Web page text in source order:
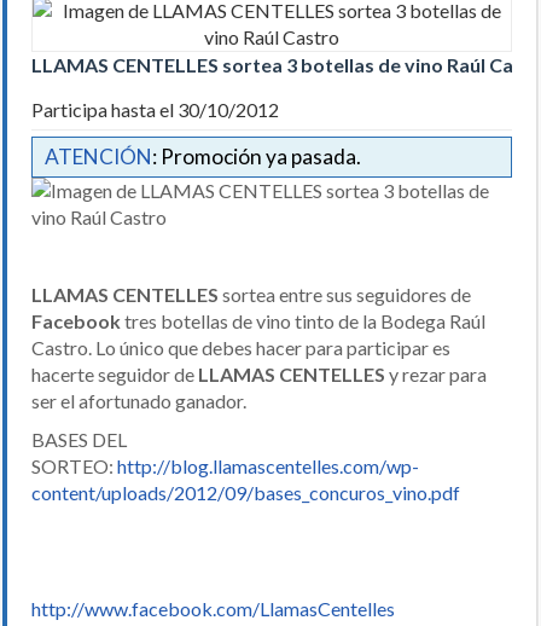
LLAMAS CENTELLES sortea 3 botellas de vino Raúl
Participa hasta el 30/10/2012
ATENCIÓN: Promoción ya pasada.
LLAMAS CENTELLES sortea entre sus seguidores de
Facebook tres botellas de vino tinto de la Bodega Raúl
Castro. Lo único que debes hacer para participar es
hacerte seguidor de LLAMAS CENTELLES y rezar para
ser el afortunado ganador.
BASES DEL
SORTEO: http://blog.llamascentelles.com/wp-
content/uploads/2012/09/bases_concuros_vino.pdf
http://www.facebook.com/LlamasCentelles